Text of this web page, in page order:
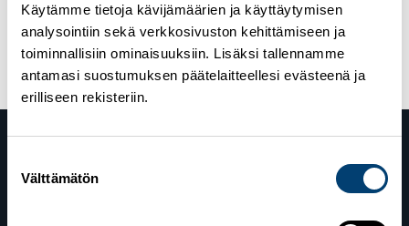
Käytämme tietoja kävijämäärien ja käyttäytymisen
analysointiin sekä verkkosivuston kehittämiseen ja
toiminnallisiin ominaisuuksiin. Lisäksi tallennamme
antamasi suostumuksen päätelaitteellesi evästeenä ja
erilliseen rekisteriin.
valinta
Välttämätön
8.4.2021Uusi lumilajivalmennukseen painottuva
liikunnanohjaajan AMK-koulutus